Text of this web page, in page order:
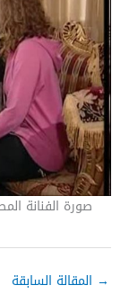
صورة الفنانة
→ المقالة السابقة